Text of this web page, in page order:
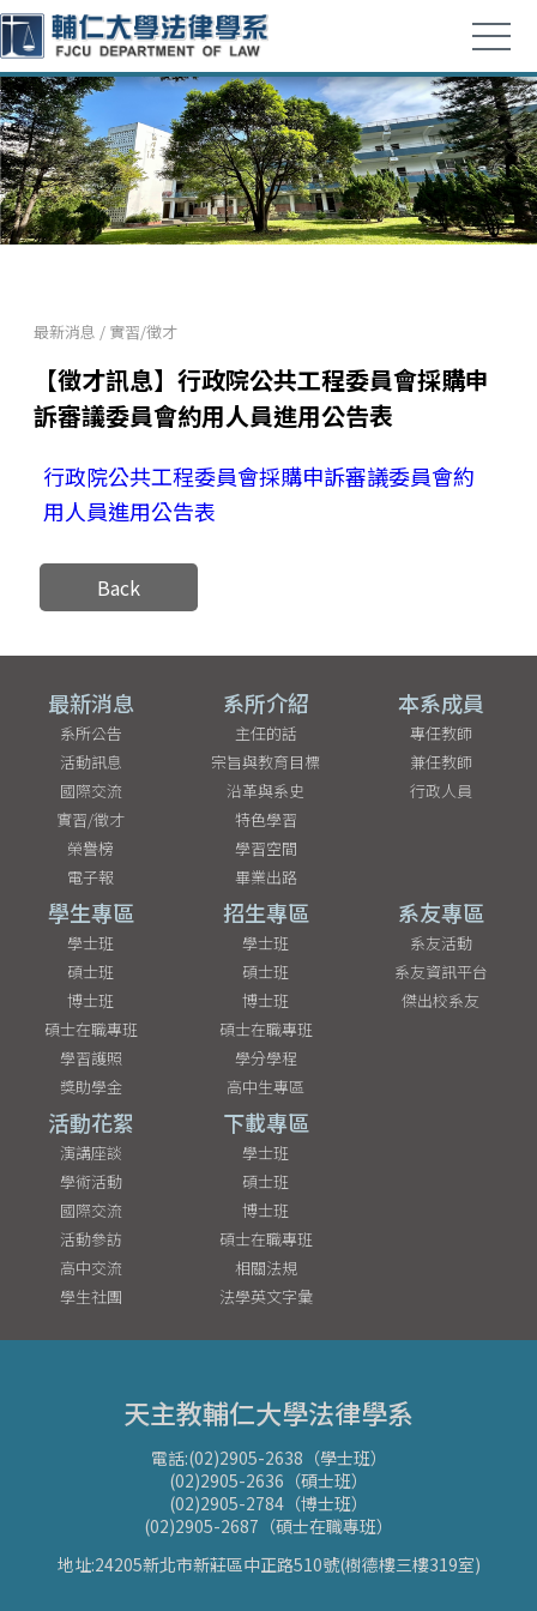
最新消息 / 實習/徵才
【徵才訊息】行政院公共工程委員會採購申
訴審議委員會約用人員進用公告表
行政院公共工程委員會採購申訴審議委員會約
用人員進用公告表
Back
最新消息
系所公告
活動訊息
國際交流
實習/徵才
榮譽榜
電子報
系所介紹
主任的話
宗旨與教育目標
沿革與系史
特色學習
學習空間
畢業出路
本系成員
專任教師
兼任教師
行政人員
學生專區
學士班
碩士班
博士班
碩士在職專班
學習護照
獎助學金
招生專區
學士班
碩士班
博士班
碩士在職專班
學分學程
高中生專區
系友專區
系友活動
系友資訊平台
傑出校系友
活動花絮
演講座談
學術活動
國際交流
活動參訪
高中交流
學生社團
下載專區
學士班
碩士班
博士班
碩士在職專班
相關法規
法學英文字彙
天主教輔仁大學法律學系
電話:(02)2905-2638（學士班）
(02)2905-2636（碩士班）
(02)2905-2784（博士班）
(02)2905-2687（碩士在職專班）
地址:24205新北市新莊區中正路510號(樹德樓三樓319室)